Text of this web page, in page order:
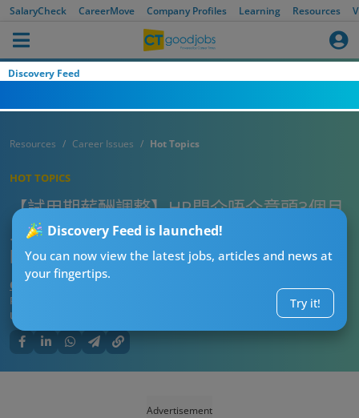
SalaryCheck CareerMove Company Profiles Learning Resources
Discovery Feed
Discovery Feed is launched!
You can now view the latest jobs, articles and news at
your fingertips.
Try it!
Resources Career Issues Hot Topics
HOT TOPICS
【試用期薪酬調整】HR問介唔介意頭3個月
人工比Job Ad少 打工仔神回答 網民：學到
嘢！
CTgoodjobs’ Editor
Published:
Updated:
Advertisement